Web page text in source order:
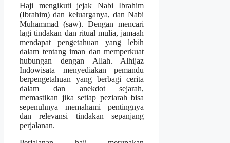
Haji mengikuti jejak Nabi Ibrahim
(Ibrahim) dan keluarganya, dan Nabi
Muhammad (saw). Dengan mencari
lagi tindakan dan ritual mulia, jamaah
mendapat pengetahuan yang lebih
dalam tentang iman dan memperkuat
hubungan dengan Allah. Alhijaz
Indowisata menyediakan pemandu
berpengetahuan yang berbagi cerita
dalam dan anekdot sejarah,
memastikan jika setiap peziarah bisa
sepenuhnya memahami pentingnya
dan relevansi tindakan sepanjang
perjalanan.